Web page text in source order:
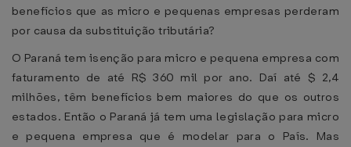
benefícios que as micro e pequenas empresas perderam
por causa da substituição tributária?
O Paraná tem isenção para micro e pequena empresa com
faturamento de até R$ 360 mil por ano. Daí até $ 2,4
milhões, têm benefícios bem maiores do que os outros
estados. Então o Paraná já tem uma legislação para micro
e pequena empresa que é modelar para o País. Mas